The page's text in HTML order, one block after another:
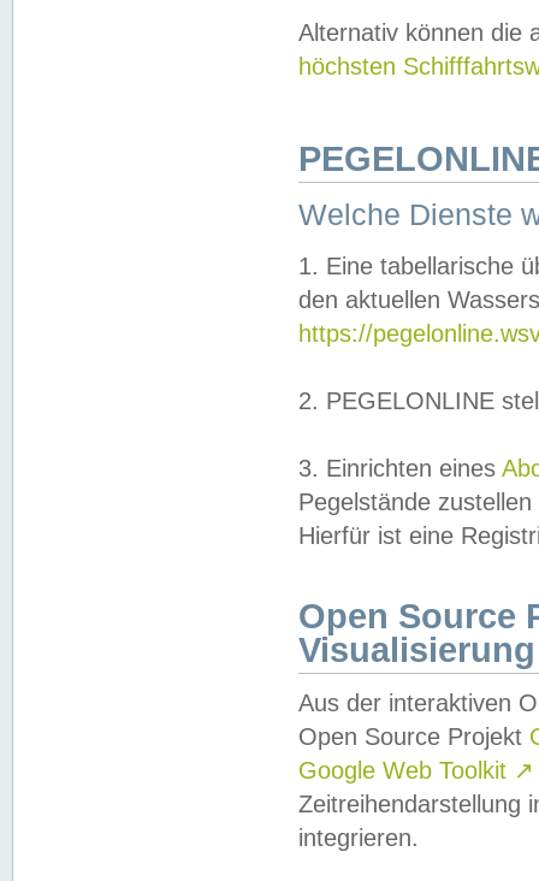
Alternativ können die
höchsten
Welche Dienste
1. Eine tabellarische
den aktuellen
https://
2. PEGELONLINE
3. Einrichten eines
Pegelstände
Hierfür ist eine
Open Source
Visualisierung
Aus der interaktiven
Open Source Projekt
Google Web Toolkit ↗
Zeitreihendarstellung
integrieren.